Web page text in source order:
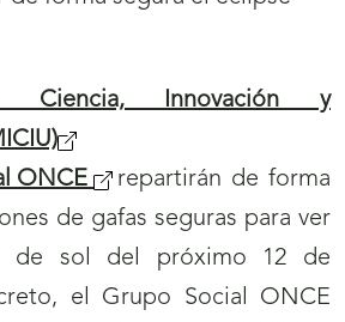
Ciencia, Innovación y
ONCE
repartirán de forma
de gafas seguras para ver
de sol del próximo 12 de
el Grupo Social ONCE